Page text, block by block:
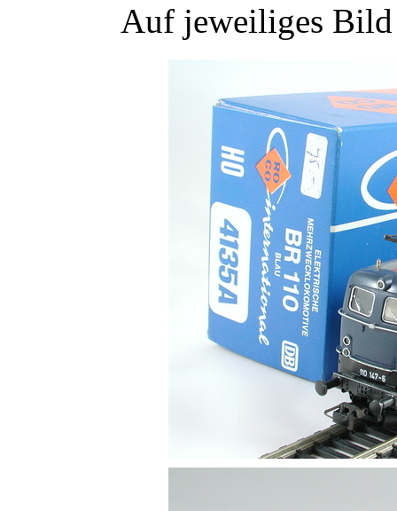
Auf jeweiliges